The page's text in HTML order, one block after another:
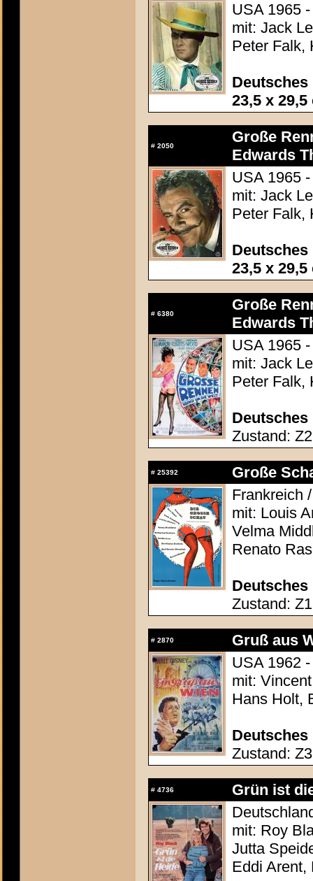
USA 1965
mit: Jack
Peter Falk,
23,5 x 29,5
# 2050
Große
Edwards
USA 1965
mit: Jack
Peter Falk,
23,5 x 29,5
# 6380
Große
Edwards
USA 1965
mit: Jack
Peter Falk,
Deutsches
Zustand:
# 25392
Große
Frankreich
mit: Louis
Velma
Renato
Deutsches
Zustand:
# 2870
Gruß aus
USA 1962
mit:
Hans Holt,
Deutsches
Zustand:
# 4736
Grün ist
mit: Roy
Jutta
Eddi Arent,